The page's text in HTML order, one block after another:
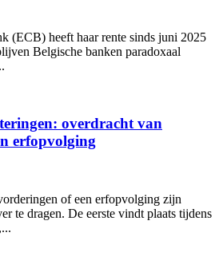
(ECB) heeft haar rente sinds juni 2025
Belgische banken paradoxaal
overdracht van
erfopvolging
of een erfopvolging zijn
te dragen. De eerste vindt plaats tijdens